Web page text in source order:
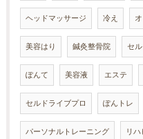
ヘッドマッサージ 冷え
美容はり 鍼灸整骨院 セ
ぽんて 美容液 エステ
セルドライブプロ ぽんトレ
パーソナルトレーニング リハ